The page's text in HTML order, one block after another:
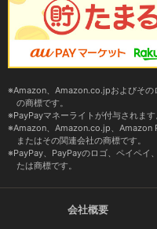
Amazon、Amazon.co.jpおよびそ
の商標です。
PayPayマネーライトが付与されま
Amazon、Amazon.co.jp、Amazon
またはその関連会社の商標です。
PayPay、PayPayのロゴ、ペイペイ
たは商標です。
会社概要